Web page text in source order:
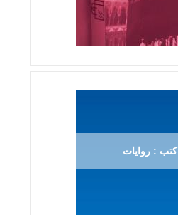
كتب : روايات